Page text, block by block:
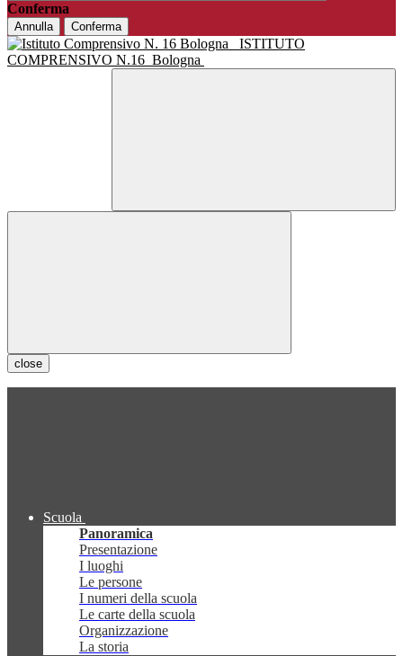
Conferma
Annulla Conferma
ISTITUTO
COMPRENSIVO N.16 Bologna
close
Scuola
Panoramica
Presentazione
I luoghi
Le persone
I numeri della scuola
Le carte della scuola
Organizzazione
La storia